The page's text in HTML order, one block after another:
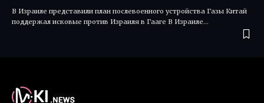
В Израиле представили план послевоенного устройства Газы Китай
поддержал исковые против Израиля в Гааге В Израиле…